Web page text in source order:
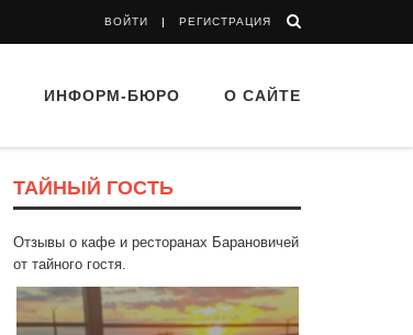
ВОЙТИ РЕГИСТРАЦИЯ
ИНФОРМ-БЮРО О САЙТЕ
ТАЙНЫЙ ГОСТЬ
Отзывы о кафе и ресторанах Барановичей
от тайного гостя.